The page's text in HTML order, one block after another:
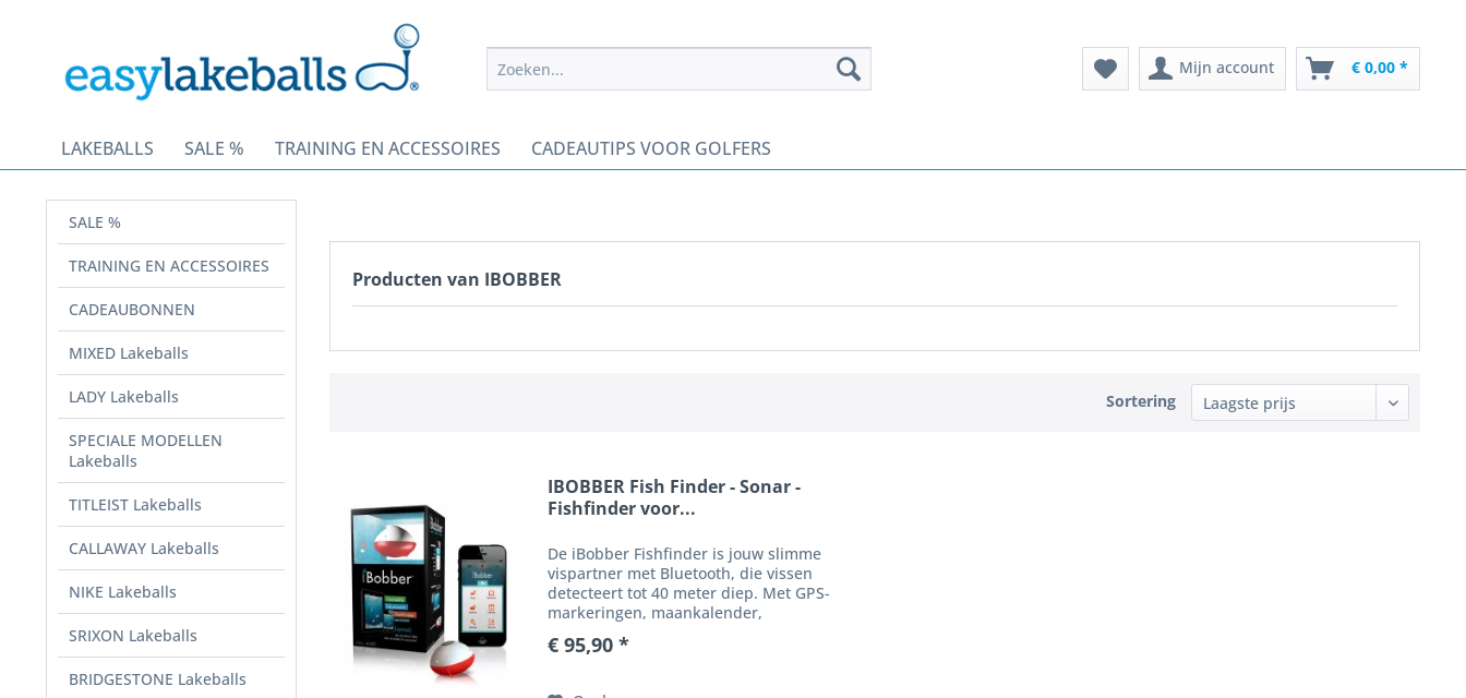
Mijn account € 0,00 *
LAKEBALLS SALE % TRAINING EN ACCESSOIRES CADEAUTIPS VOOR GOLFERS
SALE %
TRAINING EN ACCESSOIRES
CADEAUBONNEN
MIXED Lakeballs
LADY Lakeballs
SPECIALE MODELLEN
Lakeballs
TITLEIST Lakeballs
CALLAWAY Lakeballs
NIKE Lakeballs
SRIXON Lakeballs
BRIDGESTONE Lakeballs
Producten van IBOBBER
Sortering
IBOBBER Fish Finder - Sonar -
Fishfinder voor...
De iBobber Fishfinder is jouw slimme
vispartner met Bluetooth, die vissen
detecteert tot 40 meter diep. Met GPS-
markeringen, maankalender,
weersinformatie en een
gebruiksvriendelijke app biedt hij alles
€ 95,90 *